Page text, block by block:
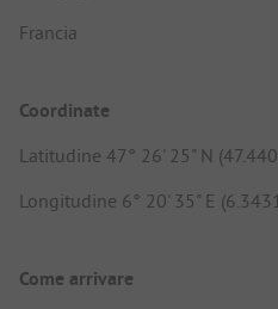
Francia
Coordinate
Latitudine 47° 26' 25" N
Longitudine 6° 20' 35" E
Come arrivare